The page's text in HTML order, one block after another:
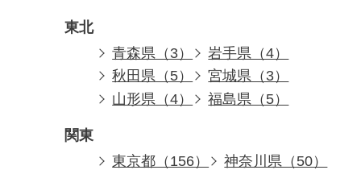
東北
青森県（3）
岩手県（4）
秋田県（5）
宮城県（3）
山形県（4）
福島県（5）
関東
東京都（156）
神奈川県（50）